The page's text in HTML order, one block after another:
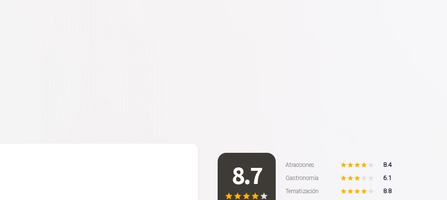
8.7 Atracciones 8.4
Gastronomía 6.1
Tematización 8.8